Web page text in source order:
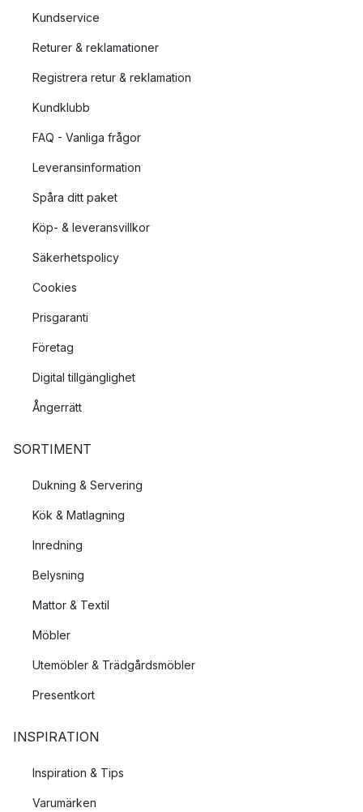
Kundservice
Returer & reklamationer
Registrera retur & reklamation
Kundklubb
FAQ - Vanliga frågor
Leveransinformation
Spåra ditt paket
Köp- & leveransvillkor
Säkerhetspolicy
Cookies
Prisgaranti
Företag
Digital tillgänglighet
Ångerrätt
SORTIMENT
Dukning & Servering
Kök & Matlagning
Inredning
Belysning
Mattor & Textil
Möbler
Utemöbler & Trädgårdsmöbler
Presentkort
INSPIRATION
Inspiration & Tips
Varumärken